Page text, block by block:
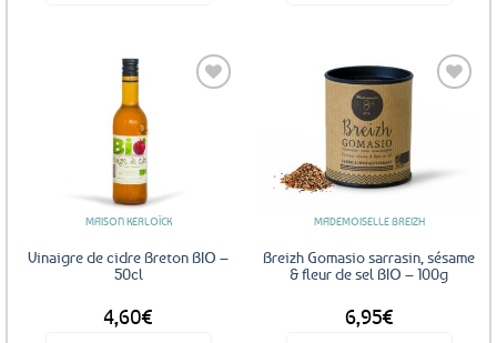
MAISON KERLOÏCK
Vinaigre de cidre Breton BIO –
50cl
4,60€
favoris
MADEMOISELLE BREIZH
Breizh Gomasio sarrasin, sésame
& fleur de sel BIO – 100g
6,95€